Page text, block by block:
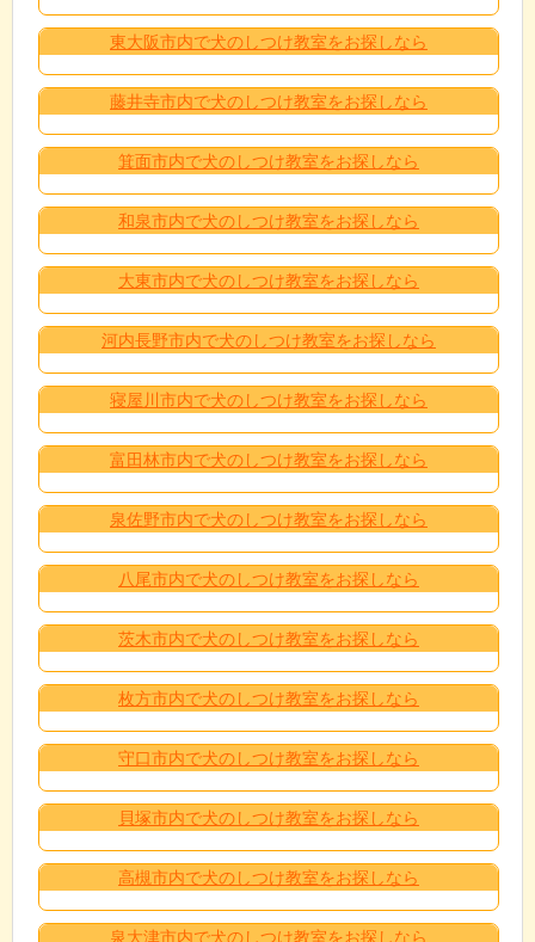
東大阪市内で犬のしつけ教室をお探しなら
藤井寺市内で犬のしつけ教室をお探しなら
箕面市内で犬のしつけ教室をお探しなら
和泉市内で犬のしつけ教室をお探しなら
大東市内で犬のしつけ教室をお探しなら
河内長野市内で犬のしつけ教室をお探しなら
寝屋川市内で犬のしつけ教室をお探しなら
富田林市内で犬のしつけ教室をお探しなら
泉佐野市内で犬のしつけ教室をお探しなら
八尾市内で犬のしつけ教室をお探しなら
茨木市内で犬のしつけ教室をお探しなら
枚方市内で犬のしつけ教室をお探しなら
守口市内で犬のしつけ教室をお探しなら
貝塚市内で犬のしつけ教室をお探しなら
高槻市内で犬のしつけ教室をお探しなら
泉大津市内で犬のしつけ教室をお探しなら